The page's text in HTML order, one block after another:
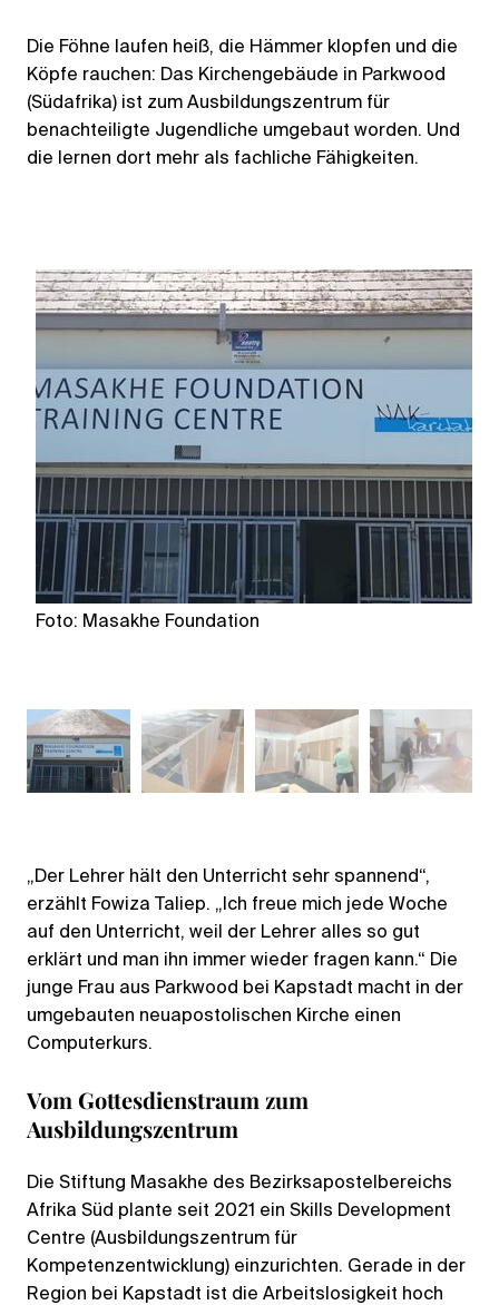
Die Föhne laufen heiß, die Hämmer klopfen und die
Köpfe rauchen: Das Kirchengebäude in Parkwood
(Südafrika) ist zum Ausbildungszentrum für
benachteiligte Jugendliche umgebaut worden. Und
die lernen dort mehr als fachliche Fähigkeiten.
Foto: Masakhe Foundation
„Der Lehrer hält den Unterricht sehr spannend“,
erzählt Fowiza Taliep. „Ich freue mich jede Woche
auf den Unterricht, weil der Lehrer alles so gut
erklärt und man ihn immer wieder fragen kann.“ Die
junge Frau aus Parkwood bei Kapstadt macht in der
umgebauten neuapostolischen Kirche einen
Computerkurs.
Vom Gottesdienstraum zum
Ausbildungszentrum
Die Stiftung Masakhe des Bezirksapostelbereichs
Afrika Süd plante seit 2021 ein Skills Development
Centre (Ausbildungszentrum für
Kompetenzentwicklung) einzurichten. Gerade in der
Region bei Kapstadt ist die Arbeitslosigkeit hoch